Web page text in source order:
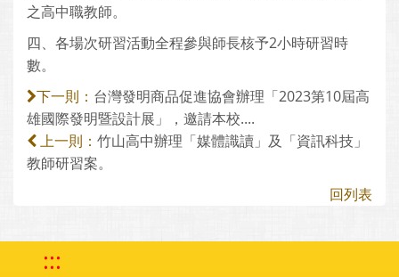
之高中職教師。
四、各場次研習活動全程參與師長核予2小時研習時
數。
下一則： 台灣發明商品促進協會辦理「2023第10屆高
雄國際發明暨設計展」，邀請本校....
上一則： 竹山高中辦理「媒體識讀」及「資訊科技」
教師研習案。
回列表
:::